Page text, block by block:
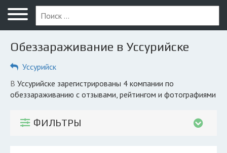
Меню
Главная
Вопрос юристу
Уссурийск
ПОЛЬЗОВАТЕЛЯМ
Экоблог
Обеззараживание в Уссурийске
Уссурийск
в Уссурийске зарегистрированы 4 компании по
обеззараживанию с отзывами, рейтингом и фотографиями
ФИЛЬТРЫ